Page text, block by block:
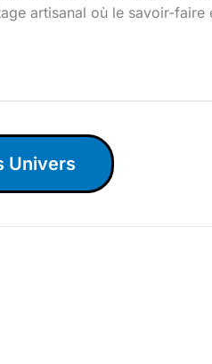
artisanal où le savoir-faire
Univers